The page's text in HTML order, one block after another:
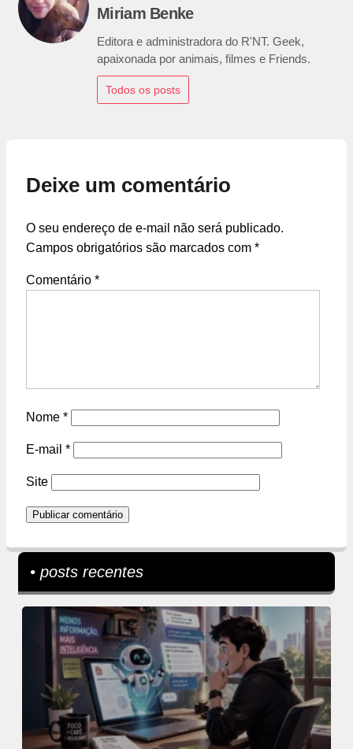
Miriam Benke
Editora e administradora do R'NT. Geek,
apaixonada por animais, filmes e Friends.
Todos os posts
Deixe um comentário
O seu endereço de e-mail não será publicado.
Campos obrigatórios são marcados com *
Comentário *
Nome *
E-mail *
Site
• posts recentes